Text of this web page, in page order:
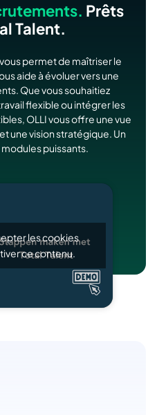
Prêts
Talent.
permet de maîtriser le
aide à évoluer vers une
Que vous souhaitiez
flexible ou intégrer les
OLLI vous offre une vue
une vision stratégique. Un
puissants.
les cookies
ce contenu.